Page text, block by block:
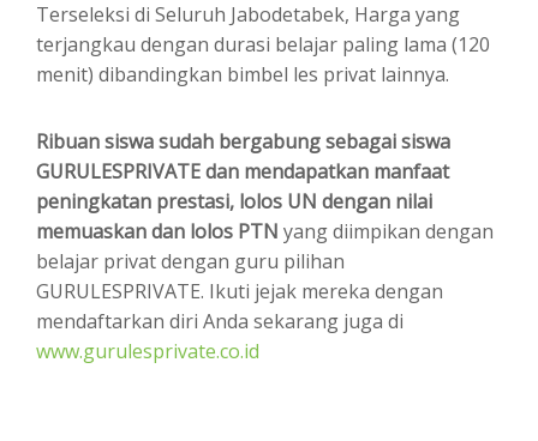
Terseleksi di Seluruh Jabodetabek, Harga yang
terjangkau dengan durasi belajar paling lama (120
menit) dibandingkan bimbel les privat lainnya.
Ribuan siswa sudah bergabung sebagai siswa
GURULESPRIVATE dan mendapatkan manfaat
peningkatan prestasi, lolos UN dengan nilai
memuaskan dan lolos PTN yang diimpikan dengan
belajar privat dengan guru pilihan
GURULESPRIVATE. Ikuti jejak mereka dengan
mendaftarkan diri Anda sekarang juga di
www.gurulesprivate.co.id